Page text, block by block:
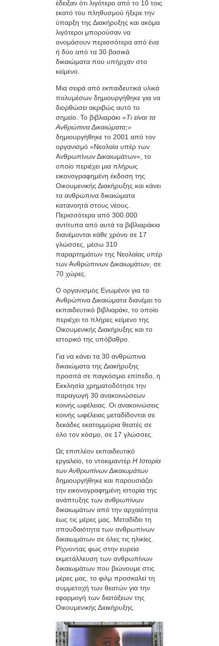
έδειξαν ότι λιγότερο από το 10 τοις
εκατό του πληθυσμού ήξερε την
ύπαρξη της Διακήρυξης και ακόμα
λιγότεροι μπορούσαν να
ονομάσουν περισσότερα από ένα
ή δύο από τα 30 βασικά
δικαιώματα που υπήρχαν στο
κείμενο.
Μια σειρά από εκπαιδευτικά υλικά
πολυμέσων δημιουργήθηκε για να
διορθώσει ακριβώς αυτό το
σημείο. Το βιβλιαράκι «Τι είναι τα
Ανθρώπινα Δικαιώματα;»
δημιουργήθηκε το 2001 από τον
οργανισμό «Νεολαία υπέρ των
Ανθρωπίνων Δικαιωμάτων», το
οποίο περιέχει μια πλήρως
εικονογραφημένη έκδοση της
Οικουμενικής Διακήρυξης και κάνει
τα ανθρώπινα δικαιώματα
κατανοητά στους νέους.
Περισσότερα από 300.000
αντίτυπα από αυτά τα βιβλιαράκια
διανέμονται κάθε χρόνο σε 17
γλώσσες, μέσω 310
παραρτημάτων της Νεολαίας υπέρ
των Ανθρώπινων Δικαιωμάτων, σε
70 χώρες.
Ο οργανισμός Ενωμένοι για τα
Ανθρώπινα Δικαιώματα διανέμει το
εκπαιδευτικό βιβλιαράκι, το οποίο
περιέχει το πλήρες κείμενο της
Οικουμενικής Διακήρυξης και το
ιστορικό της υπόβαθρο.
Για να κάνει τα 30 ανθρώπινα
δικαιώματα της Διακήρυξης
προσιτά σε παγκόσμιο επίπεδο, η
Εκκλησία χρηματοδότησε την
παραγωγή 30 ανακοινώσεων
κοινής ωφέλειας. Οι ανακοινώσεις
κοινής ωφέλειας μεταδίδονται σε
δεκάδες εκατομμύρια θεατές σε
όλο τον κόσμο, σε 17 γλώσσες.
Ως επιπλέον εκπαιδευτικό
εργαλείο, το ντοκιμαντέρ Η Ιστορία
των Ανθρωπίνων Δικαιωμάτων
δημιουργήθηκε και παρουσιάζει
την εικονογραφημένη ιστορία της
ανάπτυξης των ανθρωπίνων
δικαιωμάτων από την αρχαιότητα
έως τις μέρες μας. Μεταδίδει τη
σπουδαιότητα των ανθρωπίνων
δικαιωμάτων σε όλες τις ηλικίες.
Ρίχνοντας φως στην ευρεία
εκμετάλλευση των ανθρωπίνων
δικαιωμάτων που βιώνουμε στις
μέρες μας, το φιλμ προσκαλεί τη
συμμετοχή των θεατών για την
εφαρμογή των διατάξεων της
Οικουμενικής Διακήρυξης.